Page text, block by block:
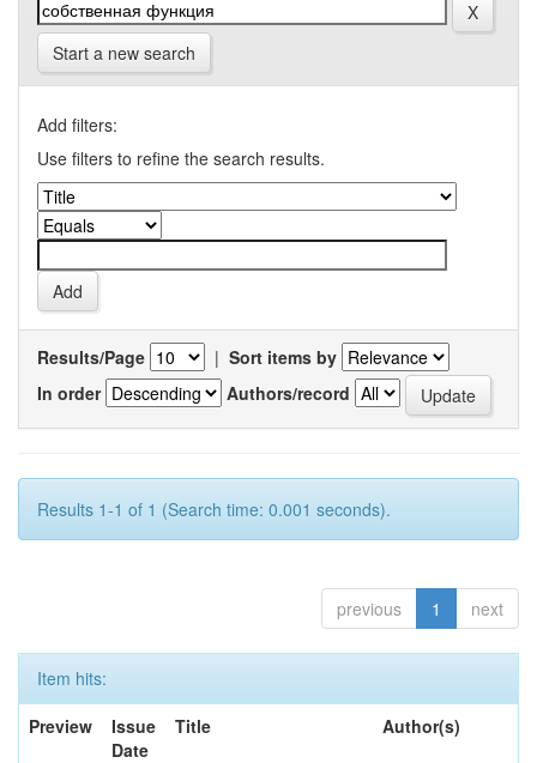
Start a new search
Add filters:
Use filters to refine the search results.
Results/Page | Sort items by
In order
Authors/record
Results 1-1 of 1 (Search time: 0.001 seconds).
previous 1 next
Item hits:
Preview
Issue
Date
Title Author(s)